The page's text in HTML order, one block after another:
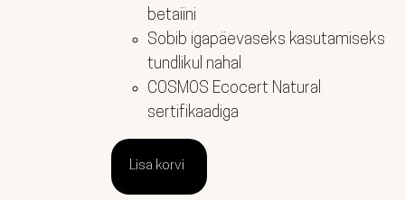
betaiini
Sobib igapäevaseks kasutamiseks
tundlikul nahal
COSMOS Ecocert Natural
sertifikaadiga
Lisa korvi